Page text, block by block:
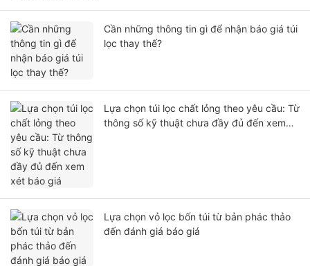
Cần những thông tin gì để nhận báo giá túi
lọc thay thế?
Lựa chọn túi lọc chất lỏng theo yêu cầu: Từ
thông số kỹ thuật chưa đầy đủ đến xem
Lựa chọn vỏ lọc bốn túi từ bản phác thảo
đến đánh giá báo giá